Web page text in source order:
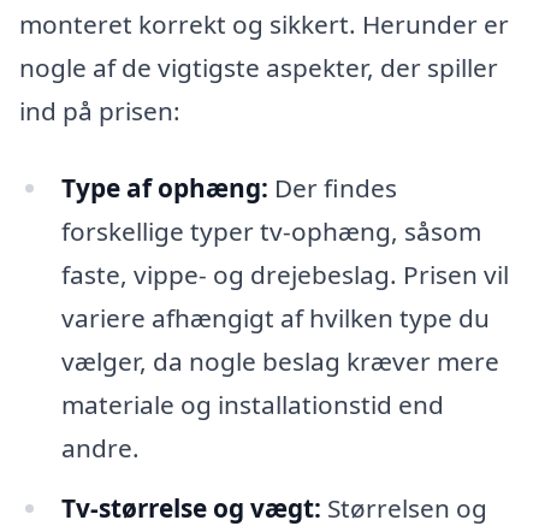
monteret korrekt og sikkert. Herunder er
nogle af de vigtigste aspekter, der spiller
ind på prisen:
Type af ophæng: Der findes
forskellige typer tv-ophæng, såsom
faste, vippe- og drejebeslag. Prisen vil
variere afhængigt af hvilken type du
vælger, da nogle beslag kræver mere
materiale og installationstid end
andre.
Tv-størrelse og vægt: Størrelsen og